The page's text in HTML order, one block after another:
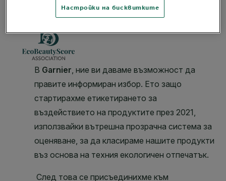
Настройки на бисквитките